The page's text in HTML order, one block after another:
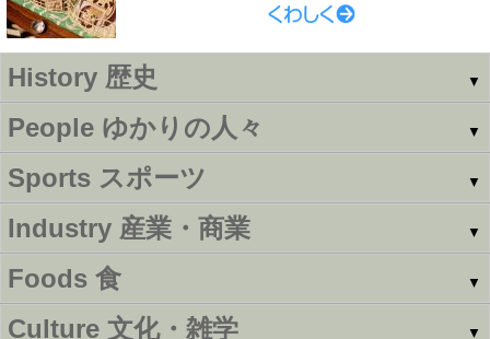
History 歴史 ▼
People ゆかりの人々 ▼
Sports スポーツ ▼
Industry 産業・商業 ▼
Foods 食 ▼
Culture 文化・雑学 ▼